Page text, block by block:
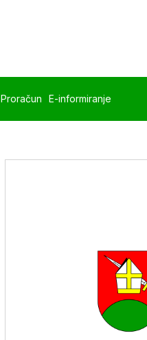
Proračun E-informiranje